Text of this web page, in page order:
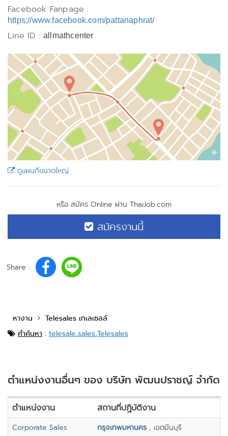
Facebook Fanpage :
https://www.facebook.com/pattanaphrat/
Line ID : allmathcenter
ดูแผนที่ขนาดใหญ่
หรือ สมัคร Online ผ่าน ThaiJob.com
สมัครงานนี้
Share :
หางาน
Telesales เทเลเซลล์
คำค้นหา : telesale,sales,Telesales
ตำแหน่งงานอื่นๆ ของ บริษัท พัฒนปราชญ์ จำกัด
ตำแหน่งงาน สถานที่ปฏิบัติงาน
Corporate Sales กรุงเทพมหานคร , เขตมีนบุรี